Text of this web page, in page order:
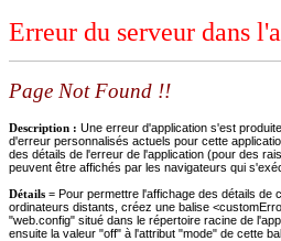
Erreur du serveur dans
Page Not Found !!
Description : Une erreur d'application s'est
d'erreur personnalisés actuels pour cette
des détails de l'erreur de l'application (pour des
peuvent être affichés par les navigateurs qui
Détails = Pour permettre l'affichage des détails de
ordinateurs distants, créez une balise
"web.config" situé dans le répertoire racine de
ensuite la valeur "off" à l'attribut "mode" de cette